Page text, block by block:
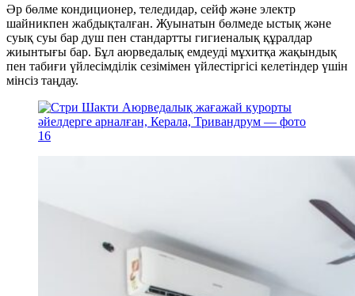
Әр бөлме кондиционер, теледидар, сейф және электр
шайникпен жабдықталған. Жуынатын бөлмеде ыстық және
суық суы бар душ пен стандартты гигиеналық құралдар
жиынтығы бар. Бұл аюрведалық емдеуді мұхитқа жақындық
пен табиғи үйлесімділік сезімімен үйлестіргісі келетіндер үшін
мінсіз таңдау.